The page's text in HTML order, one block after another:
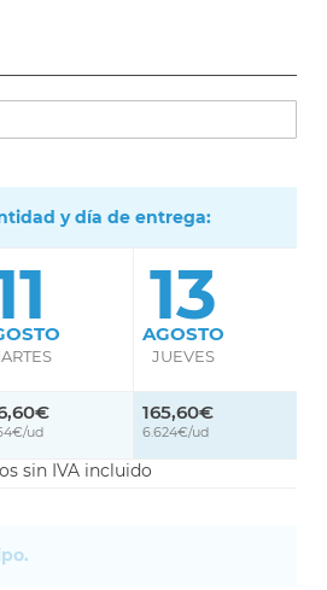
y día de entrega:
13
AGOSTO
JUEVES
ud
165,60€
6.624€/ud
sin IVA incluido